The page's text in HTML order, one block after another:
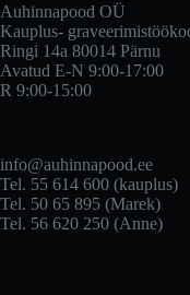
Auhinnapood OÜ
Kauplus-
Ringi 14a 80014 Pärnu
Avatud E-N 9:00-17:00
R 9:00-15:00
info@auhinnapood.ee
Tel. 55 614 600 (kauplus)
Tel. 50 65 895 (Marek)
Tel. 56 620 250 (Anne)